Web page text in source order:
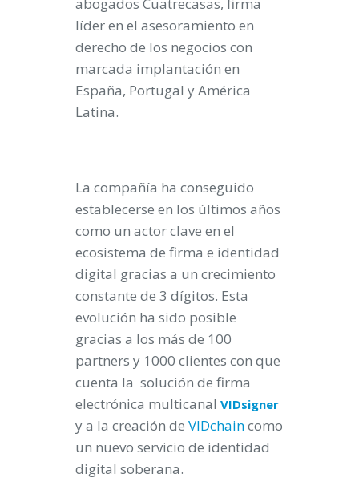
líder en el asesoramiento en
derecho de los negocios con
marcada implantación en
España, Portugal y América
Latina.
La compañía ha conseguido
establecerse en los últimos años
como un actor clave en el
ecosistema de firma e identidad
digital gracias a un crecimiento
constante de 3 dígitos. Esta
evolución ha sido posible
gracias a los más de 100
partners y 1000 clientes con que
cuenta la solución de firma
electrónica multicanal VIDsigner
y a la creación de VIDchaincomo
un nuevo servicio de identidad
digital soberana.